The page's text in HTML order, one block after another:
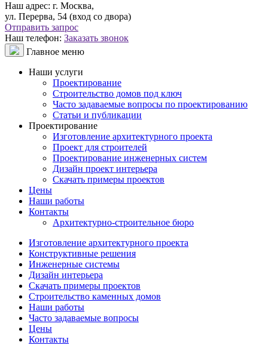
Наш адрес: г. Москва,
ул. Перерва, 54 (вход со двора)
Отправить запрос
Наш телефон: Заказать звонок
Главное меню
Наши услуги
Проектирование
Строительство домов под ключ
Часто задаваемые вопросы по проектированию
Статьи и публикации
Проектирование
Изготовление архитектурного проекта
Проект для строителей
Проектирование инженерных систем
Дизайн проект интерьера
Скачать примеры проектов
Цены
Наши работы
Контакты
Архитектурно-строительное бюро
Изготовление архитектурного проекта
Конструктивные решения
Инженерные системы
Дизайн интерьера
Скачать примеры проектов
Строительство каменных домов
Наши работы
Часто задаваемые вопросы
Цены
Контакты